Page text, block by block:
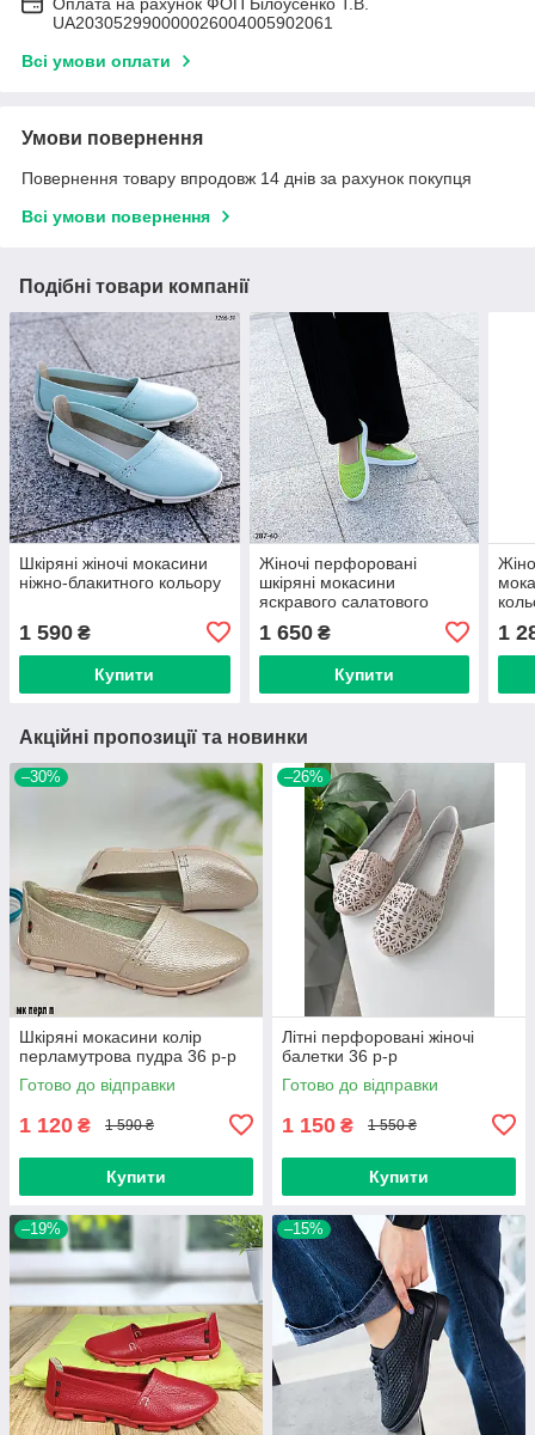
Оплата на рахунок ФОП Білоусенко Т.В.
UA203052990000026004005902061
Всі умови оплати
Умови повернення
Повернення товару впродовж 14 днів за рахунок покупця
Всі умови повернення
Подібні товари компанії
Шкіряні жіночі мокасини
ніжно-блакитного кольору
1 590 ₴
Купити
Жіночі перфоровані
шкіряні мокасини
яскравого салатового
1 650₴
Купити
1
Акційні пропозиції та новинки
–30%
Шкіряні мокасини колір
перламутрова пудра 36 р-р
Готово до відправки
1 120 ₴ 1 590 ₴
Купити
–26%
Літні перфоровані жіночі
балетки 36 р-р
Готово до відправки
1 150 ₴ 1 550 ₴
Купити
–19% –15%